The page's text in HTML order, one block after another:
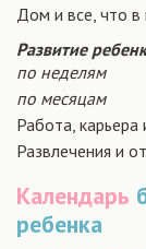
Дом и все, что в
Развитие
по неделям
по месяцам
Работа, карьера
Развлечения и
Календарь
ребенка